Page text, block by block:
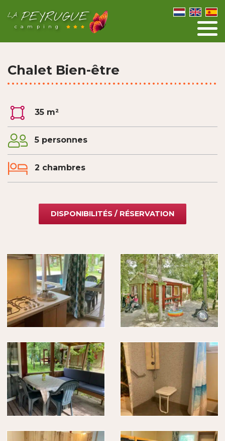
LAPEYRUGUE
camping
Chalet Bien-être
35 m²
5 personnes
2 chambres
DISPONIBILITÉS / RÉSERVATION